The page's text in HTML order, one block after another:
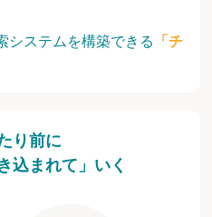
システムを構築できる
「チ
り前に
込まれて」いく